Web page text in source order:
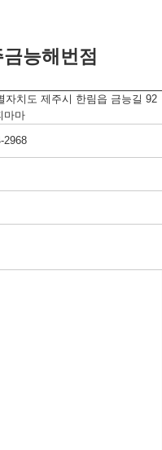
능해번점
자치도 제주시 한림읍 금능길 92
마마
2968